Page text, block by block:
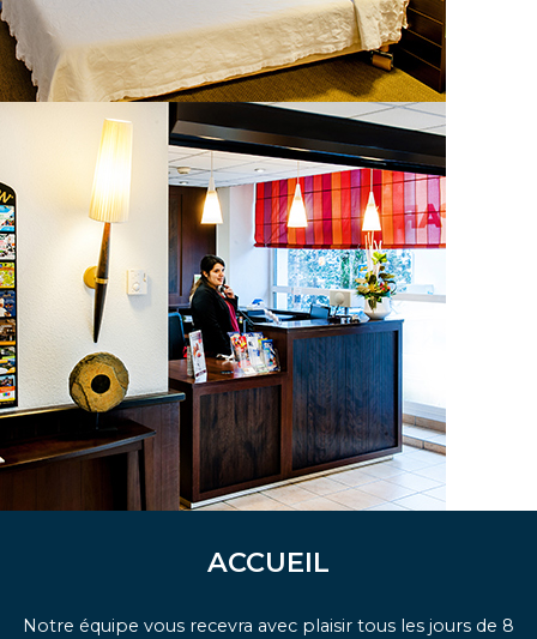
ACCUEIL
Notre équipe vous recevra avec plaisir tous les jours de 8